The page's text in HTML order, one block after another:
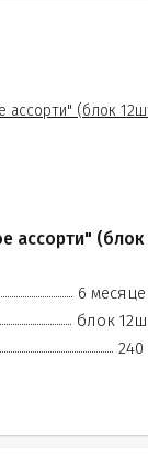
ассорти" (блок
6
блок
240